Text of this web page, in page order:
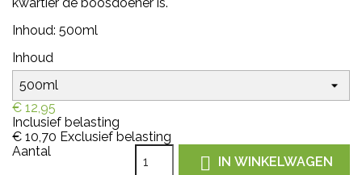
Inhoud: 500ml
Inhoud
€ 12,95
Inclusief belasting
€ 10,70 Exclusief belasting
Aantal
 IN WINKELWAGEN